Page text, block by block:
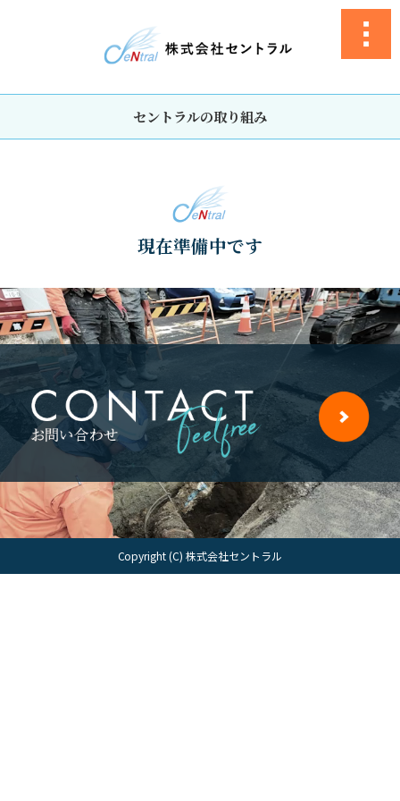
セントラルの取り組み
現在準備中です
Copyright (C) 株式会社セントラル